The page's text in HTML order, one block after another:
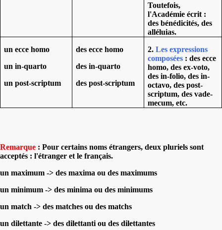
Toutefois,
l'Académie écrit :
des bénédicités, des
alléluias.
un ecce homo
un in-quarto
un post-scriptum
des ecce homo
des in-quarto
des post-scriptum
2.Les expressions
composées : des ecce
homo, des ex-voto,
des in-folio, des in-
octavo, des post-
scriptum, des vade-
mecum, etc.
Remarque : Pour certains noms étrangers, deux pluriels sont
acceptés : l'étranger et le français.
un maximum -> des maxima ou des maximums
un minimum -> des minima ou des minimums
un match -> des matches ou des matchs
un dilettante -> des dilettanti ou des dilettantes